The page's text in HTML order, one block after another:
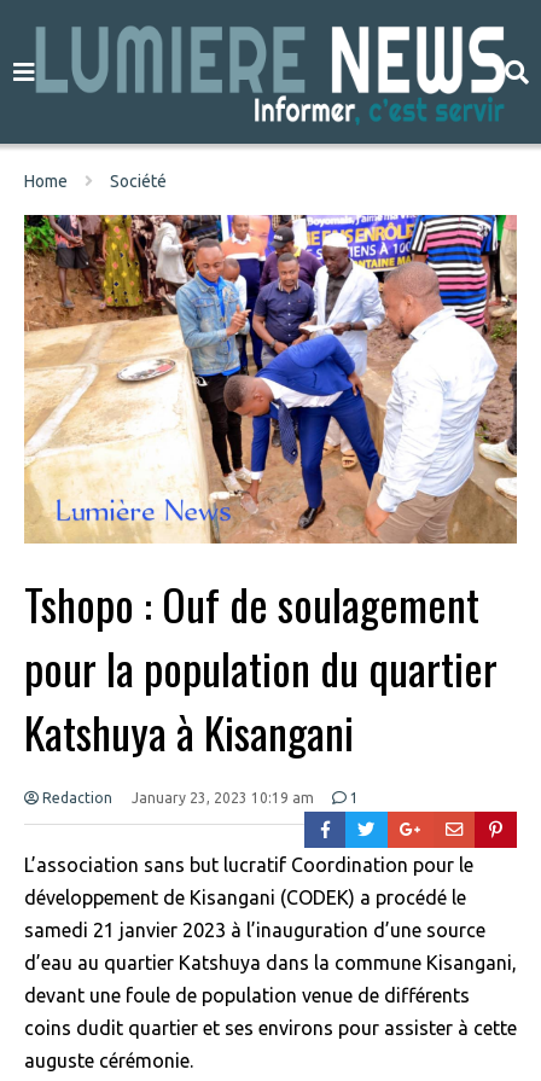
Home Société
Tshopo : Ouf de soulagement
pour la population du quartier
Katshuya à Kisangani
Redaction January 23, 2023 10:19 am 1
L’association sans but lucratif Coordination pour le
développement de Kisangani (CODEK) a procédé le
samedi 21 janvier 2023 à l’inauguration d’une source
d’eau au quartier Katshuya dans la commune Kisangani,
devant une foule de population venue de différents
coins dudit quartier et ses environs pour assister à cette
auguste cérémonie.